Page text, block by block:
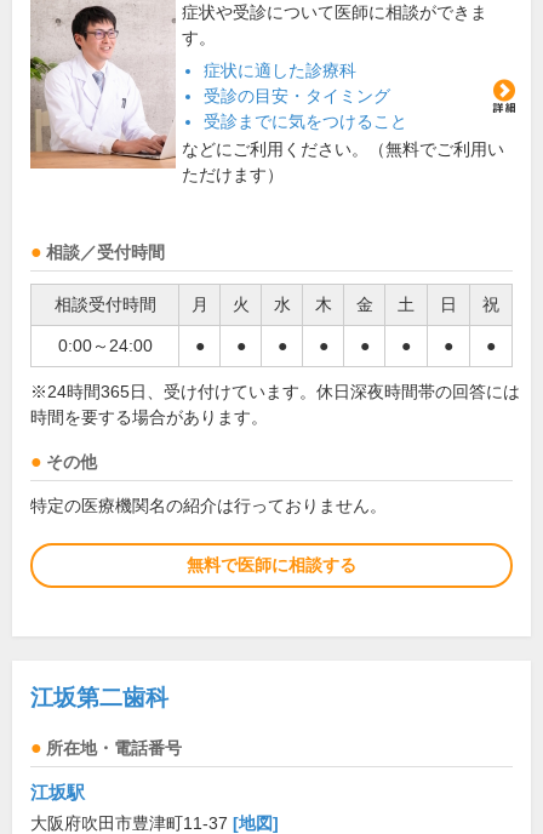
症状や受診について医師に相談ができま
す。
症状に適した診療科
受診の目安・タイミング
受診までに気をつけること
などにご利用ください。（無料でご利用い
ただけます）
相談／受付時間
相談受付時間 月 火 水 木 金 土 日 祝
0:00～24:00 ● ● ● ● ● ● ● ●
※24時間365日、受け付けています。休日深夜時間帯の回答には
時間を要する場合があります。
その他
特定の医療機関名の紹介は行っておりません。
無料で医師に相談する
江坂第二歯科
所在地・電話番号
江坂駅
大阪府吹田市豊津町11-37 [地図]